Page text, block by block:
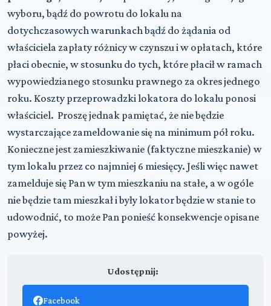
wyboru, bądź do powrotu do lokalu na
dotychczasowych warunkach bądź do żądania od
właściciela zapłaty różnicy w czynszu i w opłatach, które
płaci obecnie, w stosunku do tych, które płacił w ramach
wypowiedzianego stosunku prawnego za okres jednego
roku. Koszty przeprowadzki lokatora do lokalu ponosi
właściciel. Proszę jednak pamiętać, że nie będzie
wystarczające zameldowanie się na minimum pół roku.
Konieczne jest zamieszkiwanie (faktyczne mieszkanie) w
tym lokalu przez co najmniej 6 miesięcy. Jeśli więc nawet
zamelduje się Pan w tym mieszkaniu na stałe, a w ogóle
nie będzie tam mieszkał i były lokator będzie w stanie to
udowodnić, to może Pan ponieść konsekwencje opisane
powyżej.
Udostępnij:
Facebook